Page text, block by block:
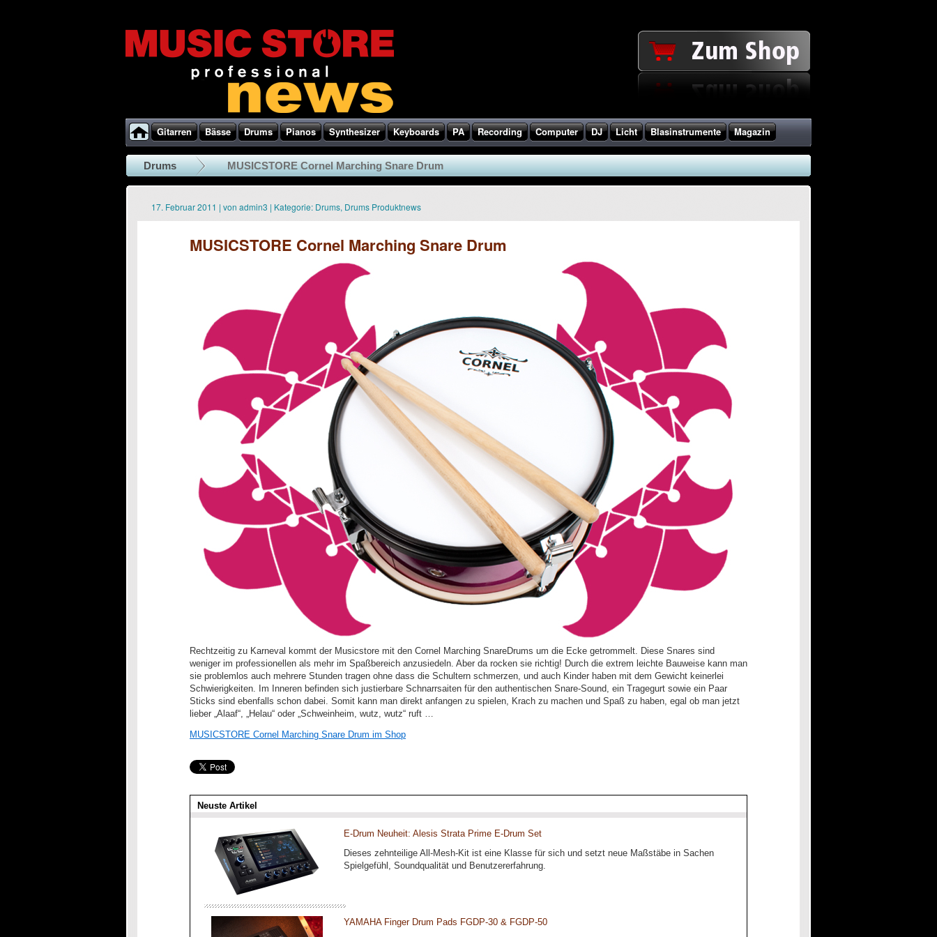
Gitarren Bässe Drums Pianos Synthesizer Keyboards PA Recording Computer DJ Licht Blasinstrumente Magazin
Drums MUSICSTORE Cornel Marching Snare Drum
17. Februar 2011 | von admin3 | Kategorie: Drums, Drums Produktnews
MUSICSTORE Cornel Marching Snare Drum
Rechtzeitig zu Karneval kommt der Musicstore mit den Cornel Marching SnareDrums um die Ecke getrommelt. Diese Snares sind
weniger im professionellen als mehr im Spaßbereich anzusiedeln. Aber da rocken sie richtig! Durch die extrem leichte Bauweise kann man
sie problemlos auch mehrere Stunden tragen ohne dass die Schultern schmerzen, und auch Kinder haben mit dem Gewicht keinerlei
Schwierigkeiten. Im Inneren befinden sich justierbare Schnarrsaiten für den authentischen Snare-Sound, ein Tragegurt sowie ein Paar
Sticks sind ebenfalls schon dabei. Somit kann man direkt anfangen zu spielen, Krach zu machen und Spaß zu haben, egal ob man jetzt
lieber „Alaaf“, „Helau“ oder „Schweinheim, wutz, wutz“ ruft …
MUSICSTORE Cornel Marching Snare Drum im Shop
Neuste Artikel
E-Drum Neuheit: Alesis Strata Prime E-Drum Set
Dieses zehnteilige All-Mesh-Kit ist eine Klasse für sich und setzt neue Maßstäbe in Sachen
Spielgefühl, Soundqualität und Benutzererfahrung.
YAMAHA Finger Drum Pads FGDP-30 & FGDP-50